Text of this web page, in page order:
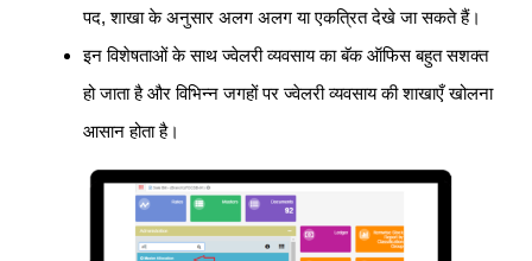
पद, शाखा के अनुसार अलग अलग या एकत्रित देखे जा सकते हैं।
इन विशेषताओं के साथ ज्वेलरी व्यवसाय का बॅक ऑफिस बहुत सशक्त
हो जाता है और विभिन्न जगहों पर ज्वेलरी व्यवसाय की शाखाएँ खोलना
आसान होता है।